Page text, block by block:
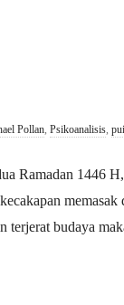
Pollan, Psikoanalisis,
Ramadan 1446 H,
terjerat budaya